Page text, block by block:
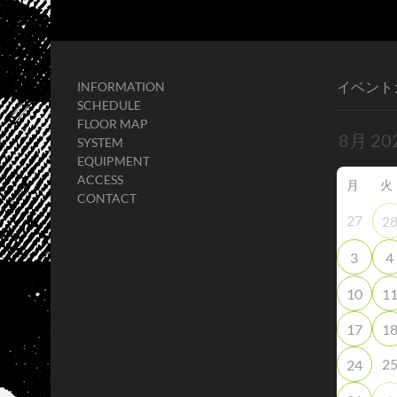
INFORMATION
SCHEDULE
FLOOR MAP
SYSTEM
EQUIPMENT
ACCESS
CONTACT
イベン
月 火
27 28
3 4
10 11
17 18
24 25